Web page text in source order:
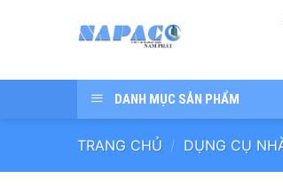
dung
DANH MỤC SẢN PHẨM
TRANG CHỦ / DỤNG CỤ